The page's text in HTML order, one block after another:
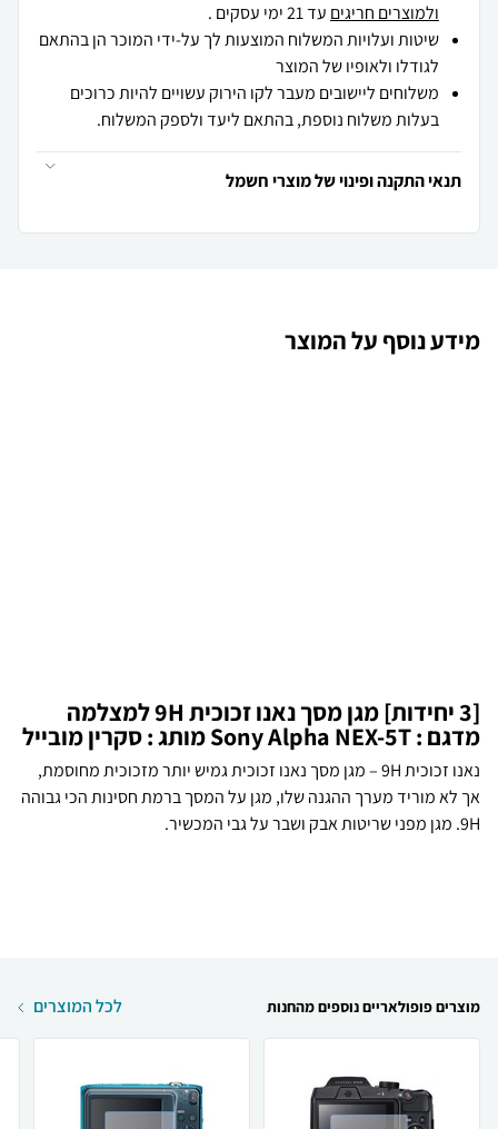
ולמוצרים חריגים עד 21 ימי עסקים .
שיטות ועלויות המשלוח המוצעות לך על-ידי המוכר הן בהתאם
לגודלו ולאופיו של המוצר
משלוחים ליישובים מעבר לקו הירוק עשויים להיות כרוכים
בעלות משלוח נוספת, בהתאם ליעד ולספק המשלוח.
תנאי התקנה ופינוי של מוצרי חשמל
מידע נוסף על המוצר
[3 יחידות] מגן מסך נאנו זכוכית 9H למצלמה
מדגם : Sony Alpha NEX-5T מותג : סקרין מובייל
נאנו זכוכית 9H – מגן מסך נאנו זכוכית גמיש יותר מזכוכית מחוסמת,
אך לא מוריד מערך ההגנה שלו, מגן על המסך ברמת חסינות הכי גבוהה
9H. מגן מפני שריטות אבק ושבר על גבי המכשיר.
מוצרים פופולאריים נוספים מהחנות לכל המוצרים